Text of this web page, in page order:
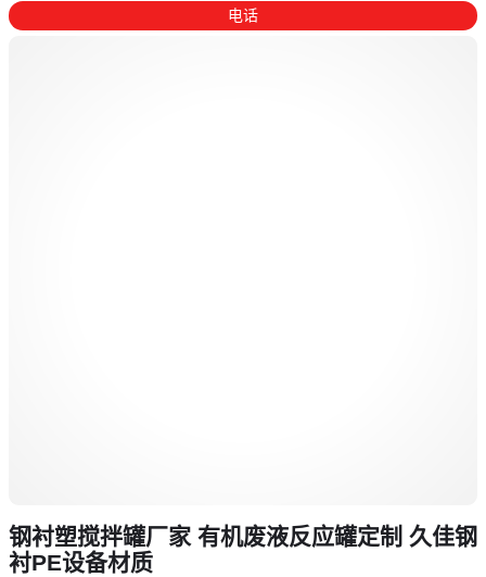
电话
钢衬塑搅拌罐厂家 有机废液反应罐定制 久佳钢
衬PE设备材质